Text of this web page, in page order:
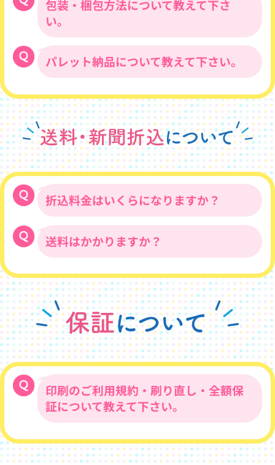
が異なる為、変動いたします。）
※金曜日印刷で土日を挟む場合は納品
日にプラス１日が必要となります。
※冬季大雪が降る地域に関しまして(主
に、信越・北陸・東北・北海道な
ど)※
が大幅に遅れるということが毎年発
生しておりますので、余裕を持ったご
依頼をいただけますと幸いです。納期
でご不安な点などございましたら、
いつでもご相談いただきますようお
願い申し上げます。
※化粧断裁／二つ折り加工、他特殊加工がある
ださい。
※B2・A2サイズは十字折りでの納品となり
ます。
※B3・A3サイズは二つ折りでの納品となり
ます。
＜厚さの目安＞
53kg…新聞折込で多用される一般的なチ
ラシの厚さです。
70.5kg…コピー用紙くらいの厚さです。高
級商材のチラシ等で使用されます。
87kg…冊子の本文にも使用される、やや厚
めの用紙です。
106kg…冊子の表紙にも使用される、しっ
かりした厚みのある用紙です。
つ折り／Z折り）
四つ折り（巻き四
つ折り／十字折
り）
DM折り
折り加工代金はこち
チラシの断裁方法には、四辺に白いフチを
残した「袋断裁」と、白いフチを裁ち落と
した「化粧断裁」の二通りがあります。
※化粧断裁は袋断裁より納期が1日多くか
かります。また、別途断裁費用がかかりま
す。
※A判の場合はすべて化粧断裁となります。
包装・梱包方法について教えて下さ
い。
チラシは、上下あて紙・二の字結束にて納
品いたします。結束・配送時に数十枚程
すので、予備チラシ300枚とは別に、印刷
枚数に数十枚追加し納品させていただいて
おります。別途料金で段ボール箱梱包によ
る納品も可能です。
パレット納品について教えて下さい。
パレット発送の場合は納品先にフォークリ
フトが必要です。納品先にフォークリフト
がない場合、トラックの横付けが不可の場
合など、パレット納品が困難な納品先の場
合は、追加料金がかかります。事前にお問
い合わせください。
折込料金はいくらになりますか？
代理店価格そのままでお受けいたします。
配布エリアをお教えいただけましたら、お
※別途折込手数料1,500円がかかりま
す。
送料はかかりますか？
送料は下記の通りとなります。
※110,000部以上、東北、沖縄、北海
印刷のご利用規約・刷り直し・全額保
証について教えて下さい。
当社は、印刷物の品質管理については、万
全を期しておりますが、印刷物の破損や折